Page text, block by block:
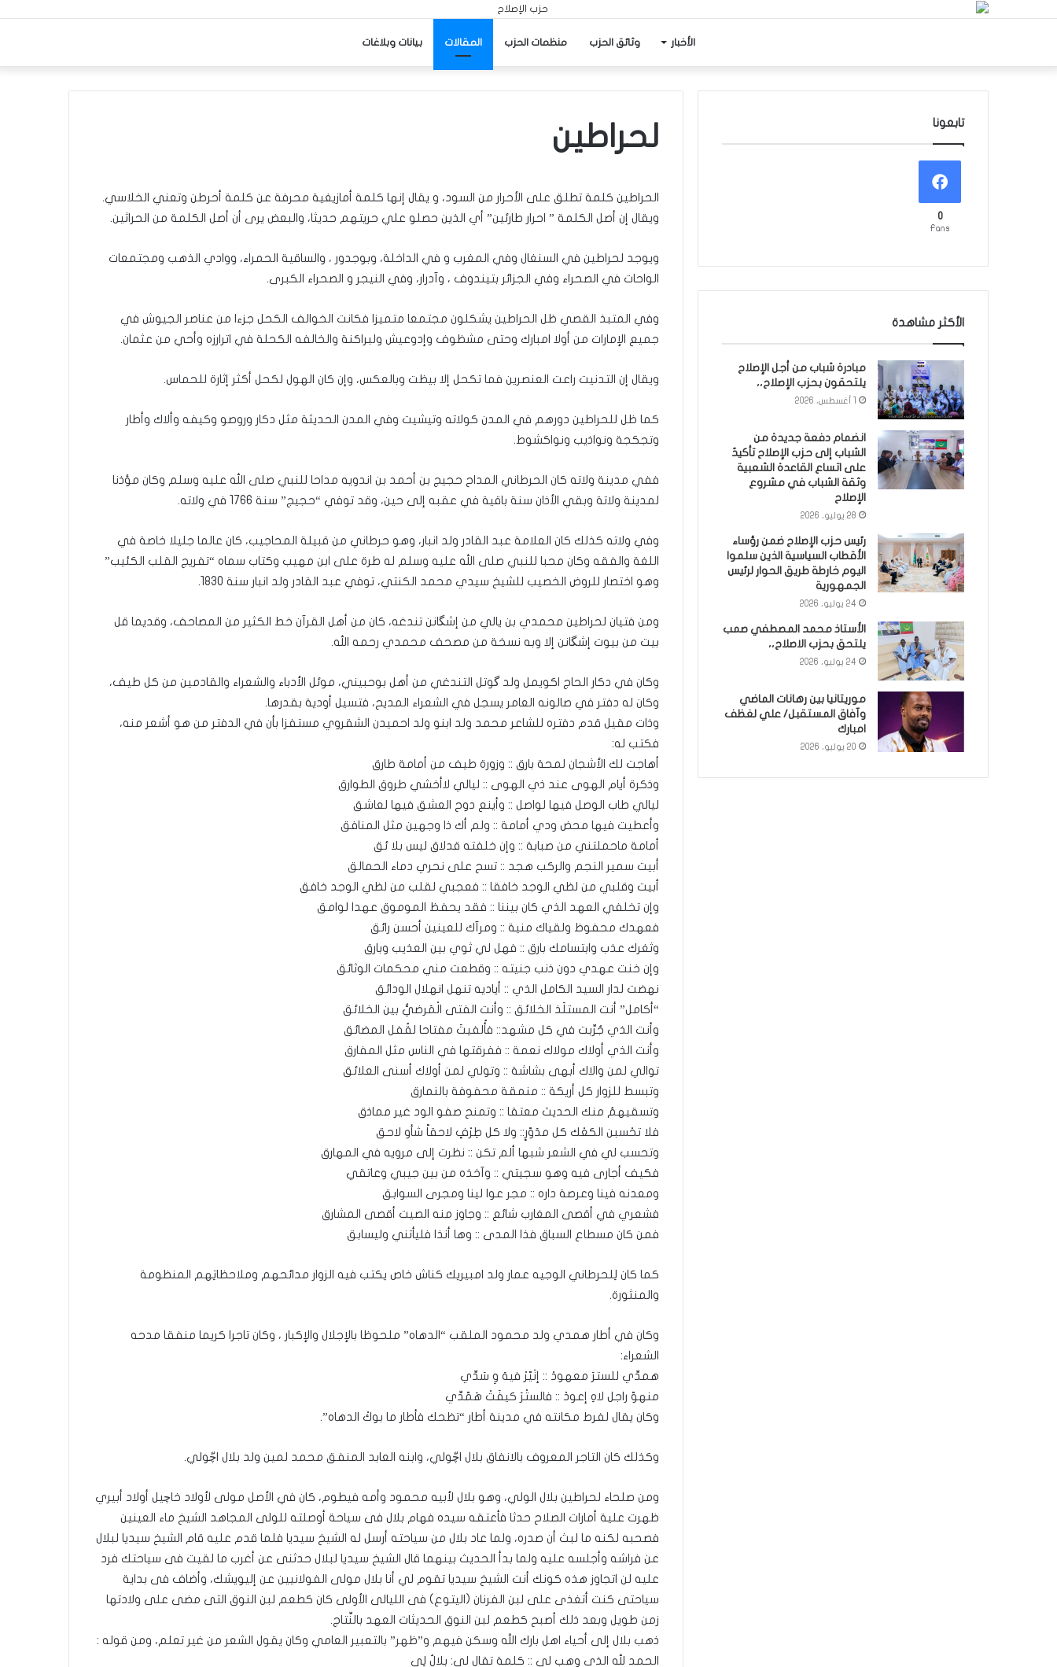
الأخبار وثائق الحزب منظمات الحزب المقالات بيانات وبلاغات
لحراطين
الحراطين كلمة تطلق على الأحرار من السود، و يقال إنها كلمة أمازيغية محرفة عن كلمة أحرطن وتعني الخلاسي.
ويقال إن أصل الكلمة ” احرار طارئين” أي الذين حصلو علي حريتهم حديثا، والبعض يرى أن أصل الكلمة من الحراثين.
ويوجد لحراطين في السنغال وفي المغرب و في الداخلة، وبوجدور ، والساقية الحمراء، ووادي الذهب ومجتمعات
الواحات في الصحراء وفي الجزائر بتيندوف ، وآدرار، وفي النيجر و الصحراء الكبرى.
وفي المتبذ القصي ظل الحراطين يشكلون مجتمعا متميزا فكانت الخوالف الكحل جزءا من عناصر الجيوش في
جميع الإمارات من أولا امبارك وحتى مشظوف وإدوعيش ولبراكنة والخالفه الكحلة في اترارزه وأحي من عثمان.
ويقال إن التدنيت راعت العنصرين فما تكحل إلا بيظت وبالعكس، وإن كان الهول لكحل أكثر إثارة للحماس.
كما ظل للحراطين دورهم في المدن كولاته وتيشيت وفي المدن الحديثة مثل دكار وروصو وكيفه وألاك وأطار
وتجكجة ونواذيب ونواكشوط.
ففي مدينة ولاته كان الحرطاني المداح حجيج بن أحمد بن اندويه مداحا للنبي صلى الله عليه وسلم وكان مؤذنا
لمدينة ولاتة وبقي الأذان سنة باقية في عقبه إلى حين، وقد توفي “حجيج” سنة 1766 في ولاته.
وفي ولاته كذلك كان العلامة عبد القادر ولد انبار، وهو حرطاني من قبيلة المحاجيب، كان عالما جليلا خاصة في
اللغة والفقه وكان محبا للنبي صلى الله عليه وسلم له طرة على ابن مهيب وكتاب سماه “تفريج القلب الكئيب”
وهو اختصار للروض الخصيب للشيخ سيدي محمد الكنتي، توفي عبد القادر ولد انبار سنة 1830.
ومن فتيان لحراطين محمدي بن يالي من إشگانن تندغه، كان من أهل القرآن خط الكثير من المصاحف، وقديما قل
بيت من بيوت إشگانن إلا وبه نسخة من مصحف محمدي رحمه الله.
وكان في دكار الحاج اكويمل ولد گوتل التندغي من أهل بوحبيني، موئل الأدباء والشعراء والقادمين من كل طيف،
وكان له دفتر في صالونه العامر يسجل في الشعراء المديح، فتسيل أودية بقدرها.
وذات مقيل قدم دفتره للشاعر محمد ولد ابنو ولد احميدن الشقروي مستفزا بأن في الدفتر من هو أشعر منه،
فكتب له:
أهاجت لك الأشجان لمحة بارق :: وزورة طيف من أمامة طارق
وذكرة أيام الهوى عند ذي الهوى :: ليالي لاأخشي طروق الطوارق
ليالي طاب الوصل فيها لواصل :: وأينع دوح العشق فيها لعاشق
وأعطيت فيها محض ودي أمامة :: ولم أك ذا وجهين مثل المنافق
أمامة ماحملتني من صبابة :: وإن خلفته قدلاق ليس بلا ئق
أبيت سمير النجم والركب هجد :: تسح على نحري دماء الحمالق
أبيت وقلبي من لظي الوجد خافقا :: فعجبي لقلب من لظي الوجد خافق
وإن تخلفي العهد الذي كان بيننا :: فقد يحفظ الموموق عهدا لوامق
فعهدك محفوظ ولقياك منية :: ومرآك للعينين أحسن رائق
وثغرك عذب وابتسامك بارق :: فهل لي ثوي بين العذيب وبارق
وإن خنت عهدي دون ذنب جنيته :: وقطعت مني محكمات الوثائق
نهضت لدار السيد الكامل الذي :: أياديه تنهل انهلال الودائق
“أكامل” أنت المستلَذ الخلائق :: وأنت الفتى الْمَرضيُّ بين الخلائق
وأنت الذي جُرِّبت في كل مشهد:: فأُلفيتَ مفتاحا لقُفل المضائق
وأنت الذي أولاك مولاك نعمة :: ففرقتها في الناس مثل المفارق
توالي لمن والاك أبهى بشاشة :: وتولي لمن أولاك أسنى العلائق
وتبسط للزوار كل أريكة :: منمقة محفوفة بالنمارق
وتسقيهمُ منك الحديث معتقا :: وتمنح صفو الود غير مماذق
فلا تحْسبن الكعْك كل مدَوّرٍ:: ولا كل طِرْفٍ لاحقاً شأو لاحق
وتحسب لي في الشعر شبها ألم تكن :: نظرت إلى مرويه في المهارق
فكيف أجارى فيه وهو سجيتي :: وآخذه من بين جيبي وعاتقي
ومعدنه فينا وعرصة داره :: مجر عوا لينا ومجرى السوابق
فشعري في أقصى المغارب شائع :: وجاوز منه الصيت أقصى المشارق
فمن كان مسطاع السباق فذا المدى :: وها أنذا فليأتني وليسابق
كما كان لِلحرطاني الوجيه عمار ولد امبيريك كناش خاص يكتب فيه الزوار مدائحهم وملاحظاتِهم المنظومة
والمنثورة.
وكان في أطار همدي ولد محمود الملقب “الدهاه” ملحوظا بالإجلال والإكبار ، وكان تاجرا كريما منفقا مدحه
الشعراء:
همدِّي للسترَ معهودْ :: إنَيّرْ فيهَ وِ سَدِّي
منهوّ راجل لاهِ إعودْ :: فالستْرَ كيفَتْ هَمّدِّي
وكان يقال لفرط مكانته في مدينة أطار “تظحك فأطار ما بوكْ الدهاه”.
وكذلك كان التاجر المعروف بالانفاق بلال اچّولي، وابنه العابد المنفق محمد لمين ولد بلال اچّولي.
ومن صلحاء لحراطين بلال الولي، وهو بلال لأبيه محمود وأمه فيطوم، كان في الأصل مولى لأولاد خاچيل أولاد أبيري
ظهرت علية أمارات الصلاح حدثا فأعتقه سيده فهام بلال فى سياحة أوصلته للولى المجاهد الشيخ ماء العينين
فصحبه لكنه ما لبث أن صدره، ولما عاد بلال من سياحته أرسل له الشيخ سيديا فلما قدم عليه قام الشيخ سيديا لبلال
عن فراشه وأجلسه عليه ولما بدأ الحديث بينهما قال الشيخ سيديا لبلال حدثنى عن أغرب ما لقيت فى سياحتك فرد
عليه لن اتجاوز هذه كونك أنت الشيخ سيديا تقوم لي أنا بلال مولى الفولانيين عن إليويشك، وأضاف فى بداية
سياحتى كنت أتغذى على لبن الفرنان (اليتوع) فى الليالى الأولى كان كطعم لبن النوق التى مضى على ولادتها
زمن طويل وبعد ذلك أصبح كطعم لبن النوق الحديثات العهد بالنِّتاج.
ذهب بلال إلى أحياء اهل بارك الله وسكن فيهم و”ظهر” بالتعبير العامي وكان يقول الشعر من غير تعلم، ومن قوله :
الحمد لله الذي وهب لي :: كلمة تقال لي: بلالُ لِي
تابعونا
0
Fans
الأكثر مشاهدة
مبادرة شباب من أجل الإصلاح
يلتحقون بحزب الإصلاح،،
انضمام دفعة جديدة من
الشباب إلى حزب الإصلاح تأكيدٌ
على اتساع القاعدة الشعبية
وثقة الشباب في مشروع
الإصلاح
28 يوليو، 2026
رئيس حزب الإصلاح ضمن رؤساء
الأقطاب السياسية الذين سلموا
اليوم خارطة طريق الحوار لرئيس
الجمهورية
24 يوليو، 2026
الأستاذ محمد المصطفي صمب
يلتحق بحزب الاصلاح،،
24 يوليو، 2026
موريتانيا بين رهانات الماضي
وآفاق المستقبل/ علي لغظف
امبارك
20 يوليو، 2026